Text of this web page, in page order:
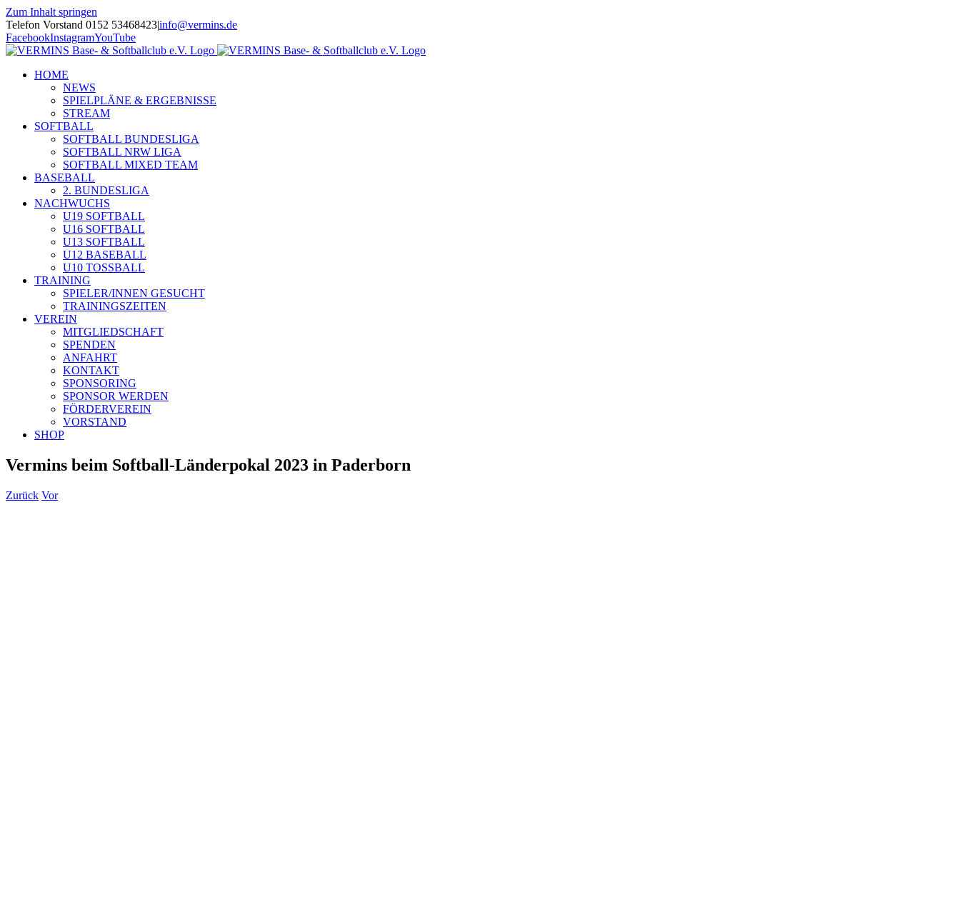
Zum Inhalt springen
Telefon Vorstand 0152 53468423|info@vermins.de
FacebookInstagramYouTube
HOME
NEWS
SPIELPLÄNE & ERGEBNISSE
STREAM
SOFTBALL
SOFTBALL BUNDESLIGA
SOFTBALL NRW LIGA
SOFTBALL MIXED TEAM
BASEBALL
2. BUNDESLIGA
NACHWUCHS
U19 SOFTBALL
U16 SOFTBALL
U13 SOFTBALL
U12 BASEBALL
U10 TOSSBALL
TRAINING
SPIELER/INNEN GESUCHT
TRAININGSZEITEN
VEREIN
MITGLIEDSCHAFT
SPENDEN
ANFAHRT
KONTAKT
SPONSORING
SPONSOR WERDEN
FÖRDERVEREIN
VORSTAND
SHOP
Vermins beim Softball-Länderpokal 2023 in Paderborn
Zurück Vor